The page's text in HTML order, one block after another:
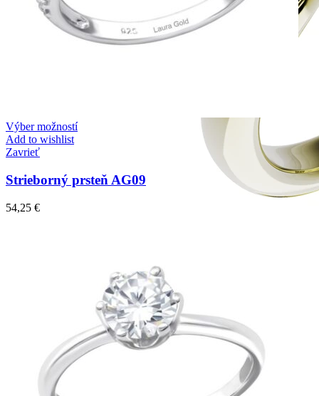
Crown Beauty
Zásnubné prstne z kolekcie Crown Beauty.
Výber možností
Add to wishlist
Zavrieť
Strieborný prsteň AG09
54,25 €